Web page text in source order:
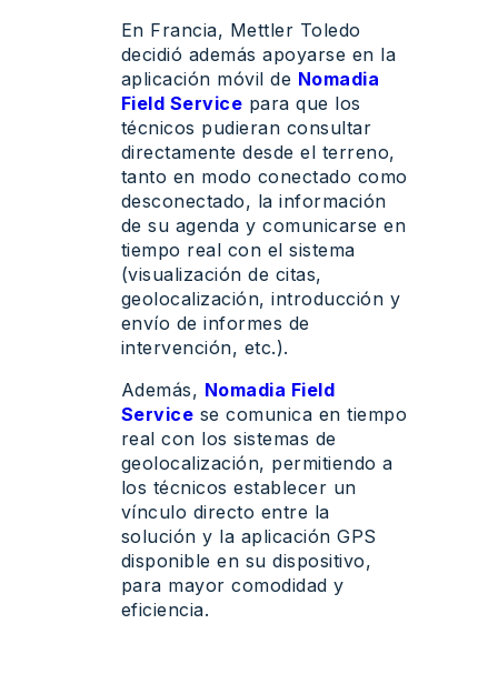
En Francia, Mettler Toledo
decidió además apoyarse en la
aplicación móvil de Nomadia
Field Service para que los
técnicos pudieran consultar
directamente desde el terreno,
tanto en modo conectado como
desconectado, la información
de su agenda y comunicarse en
tiempo real con el sistema
(visualización de citas,
geolocalización, introducción y
envío de informes de
intervención, etc.).
Además, Nomadia Field
Service se comunica en tiempo
real con los sistemas de
geolocalización, permitiendo a
los técnicos establecer un
vínculo directo entre la
solución y la aplicación GPS
disponible en su dispositivo,
para mayor comodidad y
eficiencia.